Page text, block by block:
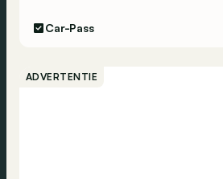
Car-Pass
ADVERTENTIE